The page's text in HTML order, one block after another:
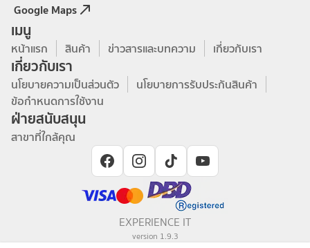
Google Maps
เมนู
หน้าแรก สินค้า ข่าวสารและบทความ เกี่ยวกับเรา
เกี่ยวกับเรา
นโยบายความเป็นส่วนตัว
นโยบายการรับประกันสินค้า
ข้อกำหนดการใช้งาน
ฝ่ายสนับสนุน
สาขาที่ใกล้คุณ
EXPERIENCE IT
version 1.9.3